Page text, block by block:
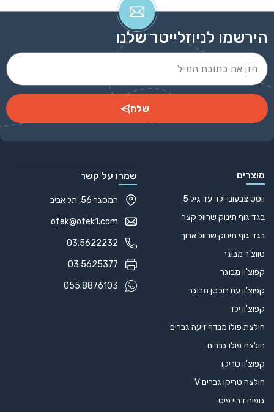
הירשמו לניוזלייטר שלנו
שלח
מוצרים
ווסט צבעוני ילד עד גיל 5
בגד גוף תינוק שרוול קצר
בגד גוף תינוק שרוול ארוך
סווצ'ר מבוגר
קפוצ'ון מבוגר
קפוצ'ון עם רוכסן מבוגר
קפוצ'ון ילד
חולצת פולו מנדף זיעה גברים
חולצת פולו גברים
קפוצ'ון טריקו
חולצה טריקו גברים V
גופיה דריי פיט
שמרו על קשר
המסגר 56, תל אביב
ofek@ofek1.com
03.5622232
03.5625377
055.8876103